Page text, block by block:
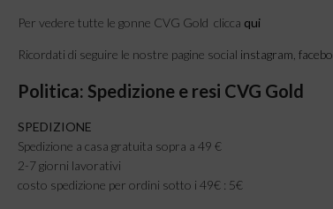
Per vedere tutte le gonne CVG Gold clicca qui
Ricordati di seguire le nostre pagine social instagram,
Politica: Spedizione e resi CVG Gold
SPEDIZIONE
Spedizione a casa gratuita sopra a 49 €
2-7 giorni lavorativi
costo spedizione per ordini sotto i 49€ : 5€